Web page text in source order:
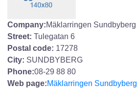
Company:Mäklarringen Sundbyberg
Street: Tulegatan 6
Postal code: 17278
City: SUNDBYBERG
Phone:08-29 88 80
Web page:Mäklarringen Sundbyberg